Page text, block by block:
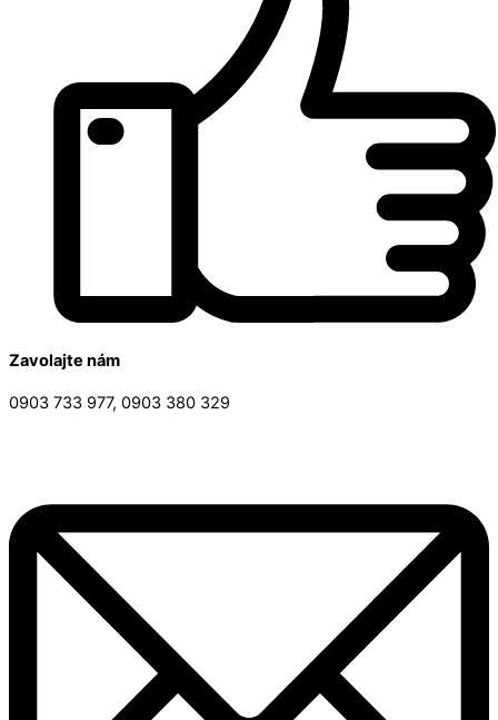
Zavolajte nám
0903 733 977, 0903 380 329